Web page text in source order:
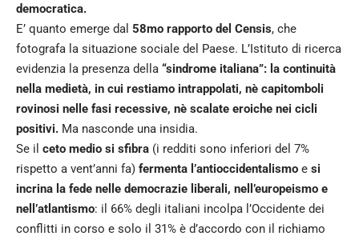
democratica.
E’ quanto emerge dal 58mo rapporto del Censis, che
fotografa la situazione sociale del Paese. L’Istituto di ricerca
evidenzia la presenza della “sindrome italiana”: la continuità
nella medietà, in cui restiamo intrappolati, nè capitomboli
rovinosi nelle fasi recessive, nè scalate eroiche nei cicli
positivi. Ma nasconde una insidia.
Se il ceto medio si sfibra (i redditi sono inferiori del 7%
rispetto a vent’anni fa) fermenta l’antioccidentalismo e si
incrina la fede nelle democrazie liberali, nell’europeismo e
nell’atlantismo: il 66% degli italiani incolpa l’Occidente dei
conflitti in corso e solo il 31% è d’accordo con il richiamo